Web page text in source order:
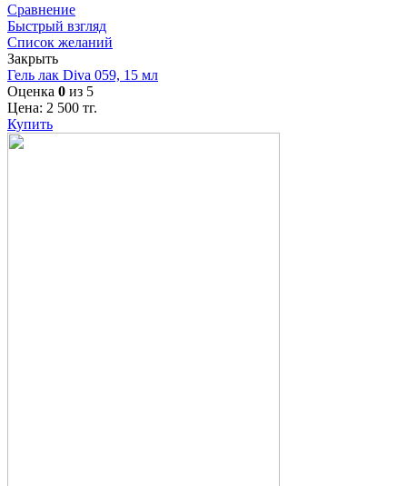
Сравнение
Быстрый взгляд
Список желаний
Закрыть
Гель лак Diva 059, 15 мл
Оценка 0 из 5
Цена: 2 500 тг.
Купить